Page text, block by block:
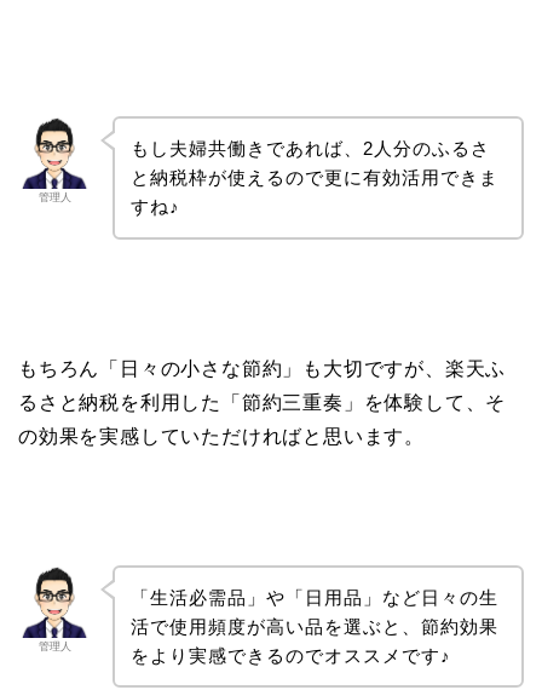
管理人
もし夫婦共働きであれば、2人分のふるさ
と納税枠が使えるので更に有効活用できま
すね♪
もちろん「日々の小さな節約」も大切ですが、楽天ふ
るさと納税を利用した「節約三重奏」を体験して、そ
の効果を実感していただければと思います。
管理人
「生活必需品」や「日用品」など日々の生
活で使用頻度が高い品を選ぶと、節約効果
をより実感できるのでオススメです♪